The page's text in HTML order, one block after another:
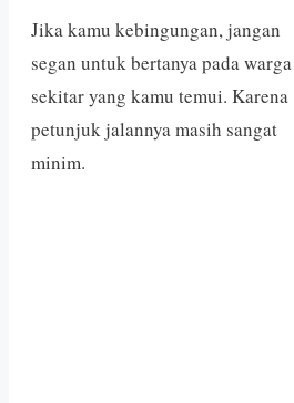
Jika kamu kebingungan, jangan
segan untuk bertanya pada warga
sekitar yang kamu temui. Karena
petunjuk jalannya masih sangat
minim.